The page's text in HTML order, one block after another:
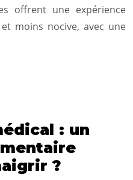
offrent une expérience
moins nocive, avec une
: un
?